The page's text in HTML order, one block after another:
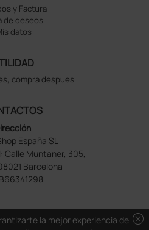
y Factura
de deseos
datos
compra despues
España SL
Calle Muntaner, 305,
Barcelona
cancel
la mejor experiencia de